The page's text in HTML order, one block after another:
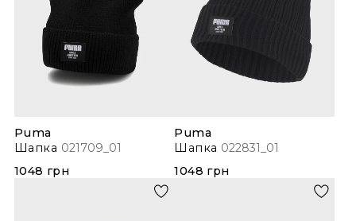
Puma
Шапка 021709_01
1048 грн
Puma
Шапка 022831_01
1048 грн